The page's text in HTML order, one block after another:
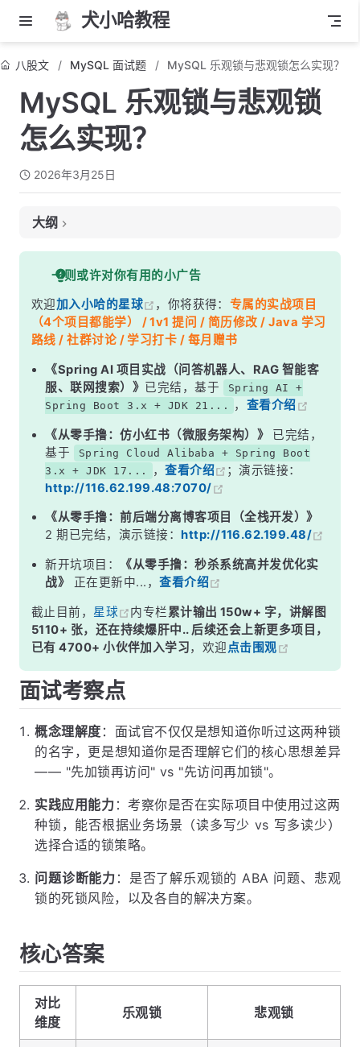
犬小哈教程
八股文 MySQL 面试题 MySQL 乐观锁与悲观锁怎么实现？
MySQL 乐观锁与悲观锁
怎么实现？
2026年3月25日
大纲
面试考察点
核心答案
深度解析
一、乐观锁实现方案
二、悲观锁实现方案
三、乐观锁 vs 悲观锁对比
面试高频追问
常见面试变体
总结
一则或许对你有用的小广告
欢迎加入小哈的星球 ，你将获得： 专属的实战项目
（4个项目都能学） / 1v1 提问 / 简历修改 / Java 学习
路线 / 社群讨论 / 学习打卡 / 每月赠书
《Spring AI 项目实战（问答机器人、RAG 智能客
服、联网搜索）》 已完结，基于
Spring AI +
Spring Boot 3.x + JDK 21...
， 查看介绍
《从零手撸：仿小红书（微服务架构）》
已完结，
基于
Spring Cloud Alibaba + Spring Boot
3.x + JDK 17...
，查看介绍
；演示链接：
http://116.62.199.48:7070/
《从零手撸：前后端分离博客项目（全栈开发）》
2 期已完结，演示链接： http://116.62.199.48/
新开坑项目：
《从零手撸：秒杀系统高并发优化实
战》
正在更新中...，查看介绍
截止目前， 星球 内专栏累计输出 150w+ 字，讲解图
5110+ 张，还在持续爆肝中.. 后续还会上新更多项目，
已有 4700+ 小伙伴加入学习，欢迎点击围观
面试考察点
概念理解度 ：面试官不仅仅是想知道你听过这两种锁
的名字，更是想知道你是否理解它们的核心思想差异
—— "先加锁再访问" vs "先访问再加锁"。
实践应用能力 ：考察你是否在实际项目中使用过这两
种锁，能否根据业务场景（读多写少 vs 写多读少）
选择合适的锁策略。
问题诊断能力 ：是否了解乐观锁的 ABA 问题、悲观
锁的死锁风险，以及各自的解决方案。
核心答案
对比
维度
乐观锁 悲观锁